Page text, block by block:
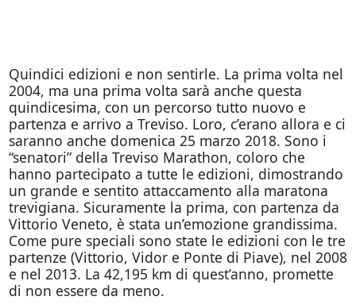
Quindici edizioni e non sentirle. La prima volta nel
2004, ma una prima volta sarà anche questa
quindicesima, con un percorso tutto nuovo e
partenza e arrivo a Treviso. Loro, c’erano allora e ci
saranno anche domenica 25 marzo 2018. Sono i
“senatori” della Treviso Marathon, coloro che
hanno partecipato a tutte le edizioni, dimostrando
un grande e sentito attaccamento alla maratona
trevigiana. Sicuramente la prima, con partenza da
Vittorio Veneto, è stata un’emozione grandissima.
Come pure speciali sono state le edizioni con le tre
partenze (Vittorio, Vidor e Ponte di Piave), nel 2008
e nel 2013. La 42,195 km di quest’anno, promette
di non essere da meno.